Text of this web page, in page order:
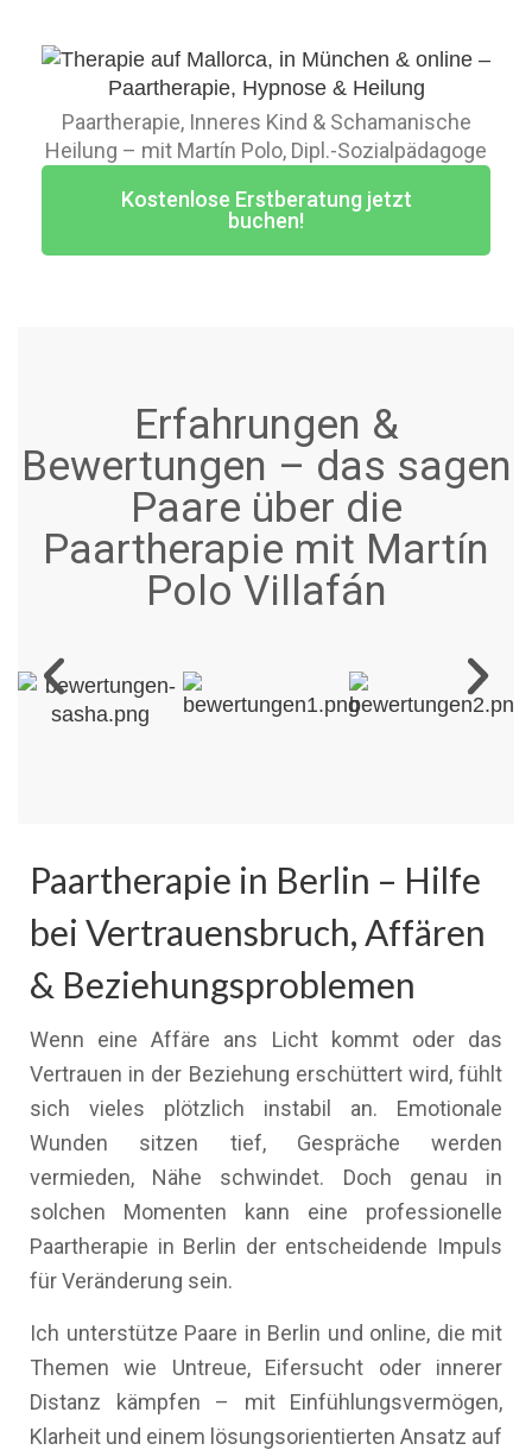
Paartherapie, Inneres Kind & Schamanische
Heilung – mit Martín Polo, Dipl.-Sozialpädagoge
Kostenlose Erstberatung jetzt
buchen!
Erfahrungen &
Bewertungen – das sagen
Paare über die
Paartherapie mit Martín
Polo Villafán
Paartherapie in Berlin – Hilfe
bei Vertrauensbruch, Affären
& Beziehungsproblemen
Wenn eine Affäre ans Licht kommt oder das
Vertrauen in der Beziehung erschüttert wird, fühlt
sich vieles plötzlich instabil an. Emotionale
Wunden sitzen tief, Gespräche werden
vermieden, Nähe schwindet. Doch genau in
solchen Momenten kann eine professionelle
Paartherapie in Berlin der entscheidende Impuls
für Veränderung sein.
Ich unterstütze Paare in Berlin und online, die mit
Themen wie Untreue, Eifersucht oder innerer
Distanz kämpfen – mit Einfühlungsvermögen,
Klarheit und einem lösungsorientierten Ansatz auf